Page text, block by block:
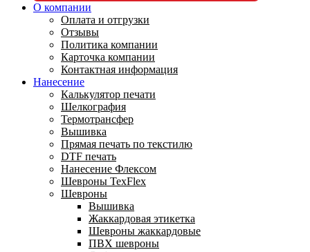
О компании
Оплата и отгрузки
Отзывы
Политика компании
Карточка компании
Контактная информация
Нанесение
Калькулятор печати
Шелкография
Термотрансфер
Вышивка
Прямая печать по текстилю
DTF печать
Нанесение Флексом
Шевроны TexFlex
Шевроны
Вышивка
Жаккардовая этикетка
Шевроны жаккардовые
ПВХ шевроны